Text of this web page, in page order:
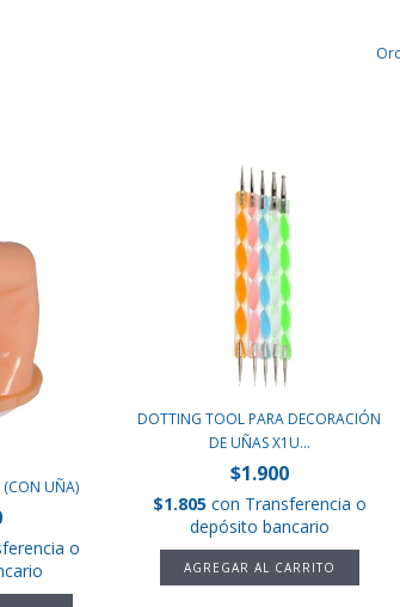
(CON UÑA)
o
DOTTING TOOL PARA DECORACIÓN
DE UÑAS X1U...
$1.900
$1.805 con Transferencia o
depósito bancario